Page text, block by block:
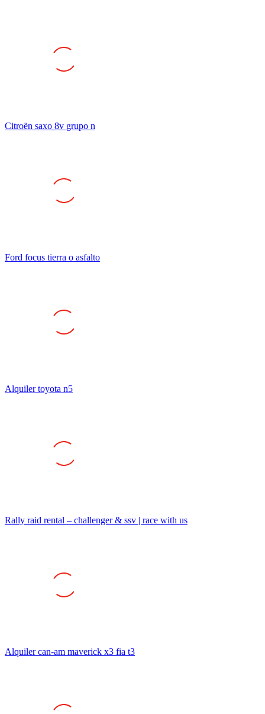
Citroën saxo 8v grupo n
Ford focus tierra o asfalto
Alquiler toyota n5
Rally raid rental – challenger & ssv | race with us
Alquiler can-am maverick x3 fia t3